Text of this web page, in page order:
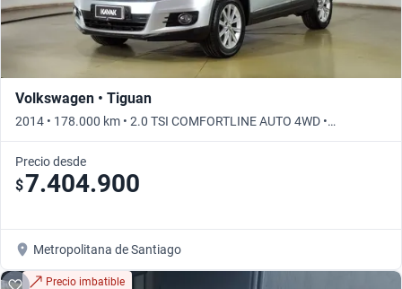
Volkswagen • Tiguan
2014 • 178.000 km • 2.0 TSI COMFORTLINE AUTO 4WD •
Automático
Precio desde
$7.404.900
Metropolitana de Santiago
Precio imbatible